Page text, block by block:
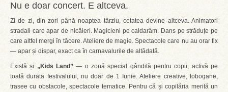
Nu e doar concert. E altceva.
Zi de zi, din zori până noaptea târziu, cetatea devine altceva. Animatori
stradali care apar de nicăieri. Magicieni pe caldarâm. Dans pe străduțe pe
care altfel mergi în tăcere. Ateliere de magie. Spectacole care nu au orar fix
— apar și dispar, exact ca în carnavalurile de altădată.
Există și „Kids Land” — o zonă special gândită pentru copii, activă pe
toată durata festivalului, nu doar de 1 Iunie. Ateliere creative, tobogane,
trasee cu obstacole, spectacole tematice. Pentru că și copilăria merită un